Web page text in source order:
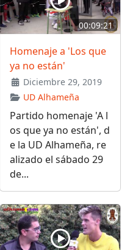
00:09:21
Homenaje a 'Los que
ya no están'
Diciembre 29, 2019
UD Alhameña
Partido homenaje 'A l
os que ya no están', d
e la UD Alhameña, re
alizado el sábado 29
de...